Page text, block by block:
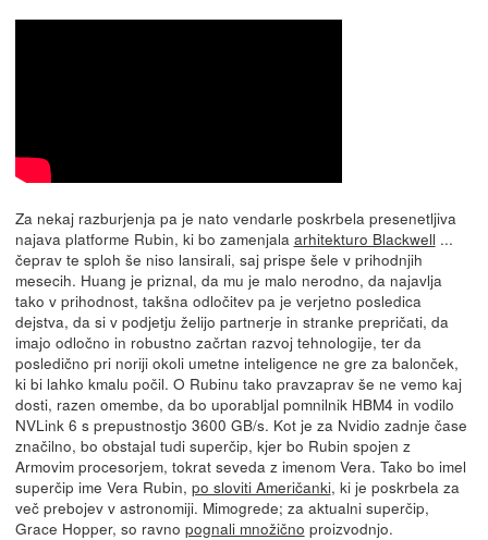
Za nekaj razburjenja pa je nato vendarle poskrbela presenetljiva
najava platforme Rubin, ki bo zamenjala arhitekturo Blackwell ...
čeprav te sploh še niso lansirali, saj prispe šele v prihodnjih
mesecih. Huang je priznal, da mu je malo nerodno, da najavlja
tako v prihodnost, takšna odločitev pa je verjetno posledica
dejstva, da si v podjetju želijo partnerje in stranke prepričati, da
imajo odločno in robustno začrtan razvoj tehnologije, ter da
posledično pri noriji okoli umetne inteligence ne gre za balonček,
ki bi lahko kmalu počil. O Rubinu tako pravzaprav še ne vemo kaj
dosti, razen omembe, da bo uporabljal pomnilnik HBM4 in vodilo
NVLink 6 s prepustnostjo 3600 GB/s. Kot je za Nvidio zadnje čase
značilno, bo obstajal tudi superčip, kjer bo Rubin spojen z
Armovim procesorjem, tokrat seveda z imenom Vera. Tako bo imel
superčip ime Vera Rubin, po sloviti Američanki, ki je poskrbela za
več prebojev v astronomiji. Mimogrede; za aktualni superčip,
Grace Hopper, so ravno pognali množično proizvodnjo.